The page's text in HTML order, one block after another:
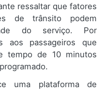
ressaltar que fatores
de trânsito podem
do serviço. Por
aos passageiros que
tempo de 10 minutos
uma plataforma de